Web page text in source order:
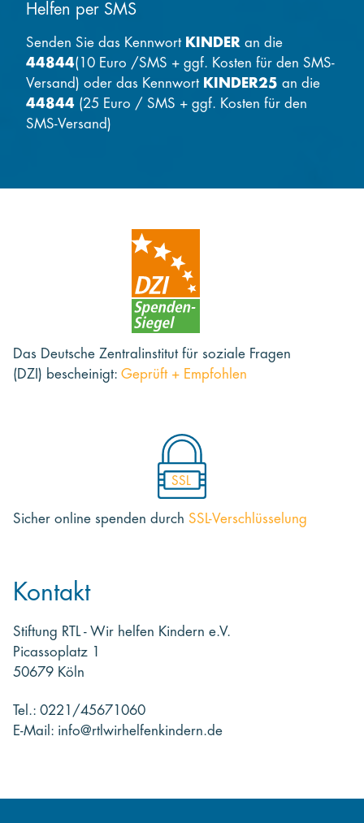
Helfen per SMS
Senden Sie das Kennwort KINDER an die
44844(10 Euro /SMS + ggf. Kosten für den SMS-
Versand) oder das Kennwort KINDER25 an die
44844 (25 Euro / SMS + ggf. Kosten für den
SMS-Versand)
Das Deutsche Zentralinstitut für soziale Fragen
(DZI) bescheinigt: Geprüft + Empfohlen
SSL
Sicher online spenden durch SSL-Verschlüsselung
Kontakt
Stiftung RTL - Wir helfen Kindern e.V.
Picassoplatz 1
50679 Köln
Tel.: 0221/45671060
E-Mail: info@rtlwirhelfenkindern.de